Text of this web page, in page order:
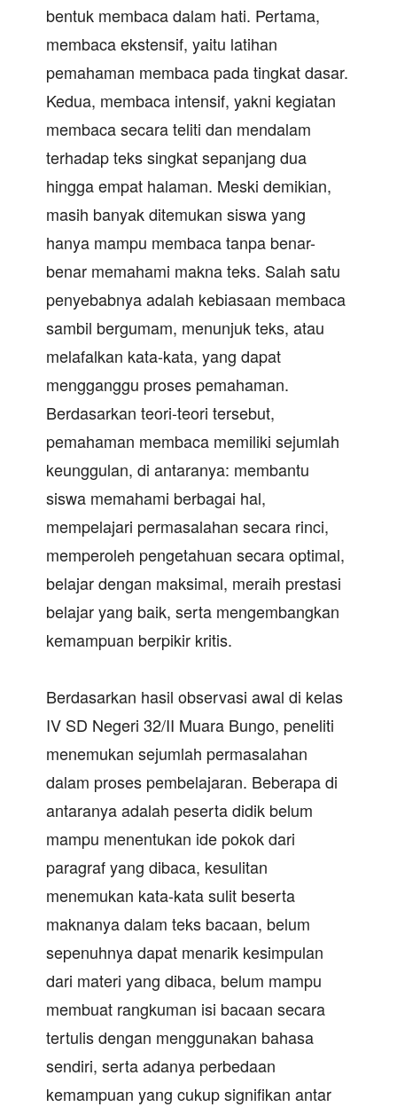
bentuk membaca dalam hati. Pertama,
membaca ekstensif, yaitu latihan
pemahaman membaca pada tingkat dasar.
Kedua, membaca intensif, yakni kegiatan
membaca secara teliti dan mendalam
terhadap teks singkat sepanjang dua
hingga empat halaman. Meski demikian,
masih banyak ditemukan siswa yang
hanya mampu membaca tanpa benar-
benar memahami makna teks. Salah satu
penyebabnya adalah kebiasaan membaca
sambil bergumam, menunjuk teks, atau
melafalkan kata-kata, yang dapat
mengganggu proses pemahaman.
Berdasarkan teori-teori tersebut,
pemahaman membaca memiliki sejumlah
keunggulan, di antaranya: membantu
siswa memahami berbagai hal,
mempelajari permasalahan secara rinci,
memperoleh pengetahuan secara optimal,
belajar dengan maksimal, meraih prestasi
belajar yang baik, serta mengembangkan
kemampuan berpikir kritis.
Berdasarkan hasil observasi awal di kelas
IV SD Negeri 32/II Muara Bungo, peneliti
menemukan sejumlah permasalahan
dalam proses pembelajaran. Beberapa di
antaranya adalah peserta didik belum
mampu menentukan ide pokok dari
paragraf yang dibaca, kesulitan
menemukan kata-kata sulit beserta
maknanya dalam teks bacaan, belum
sepenuhnya dapat menarik kesimpulan
dari materi yang dibaca, belum mampu
membuat rangkuman isi bacaan secara
tertulis dengan menggunakan bahasa
sendiri, serta adanya perbedaan
kemampuan yang cukup signifikan antar